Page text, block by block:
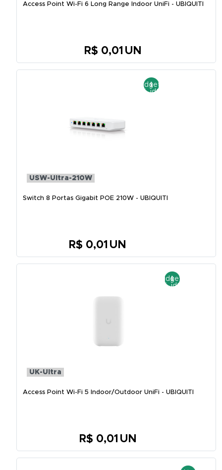
Access Point Wi-Fi 6 Long Range Indoor UniFi - UBIQUITI
R$ 0,01 UN
USW-Ultra-210W
Switch 8 Portas Gigabit POE 210W - UBIQUITI
R$ 0,01 UN
UK-Ultra
Access Point Wi-Fi 5 Indoor/Outdoor UniFi - UBIQUITI
R$ 0,01 UN